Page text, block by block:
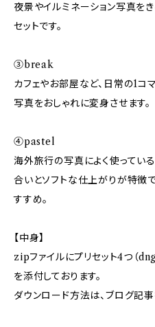
夜景やイルミネーション写真を
セットです。
③break
カフェやお部屋など、日常の1コ
写真をおしゃれに変身させます。
④pastel
海外旅行の写真によく使ってい
合いとソフトな仕上がりが特徴
すすめ。
【中身】
zipファイルにプリセット4つ（
を添付しております。
ダウンロード方法は、ブログ記事